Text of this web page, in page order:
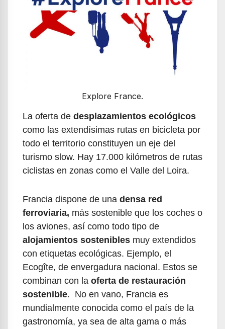
Explore France.
La oferta de desplazamientos ecológicos
como las extendísimas rutas en bicicleta por
todo el territorio constituyen un eje del
turismo slow. Hay 17.000 kilómetros de rutas
ciclistas en zonas como el Valle del Loira.
Francia dispone de una densa red
ferroviaria, más sostenible que los coches o
los aviones, así como todo tipo de
alojamientos sostenibles muy extendidos
con etiquetas ecológicas. Ejemplo, el
Ecogîte, de envergadura nacional. Estos se
combinan con la oferta de restauración
sostenible. No en vano, Francia es
mundialmente conocida como el país de la
gastronomía, ya sea de alta gama o más